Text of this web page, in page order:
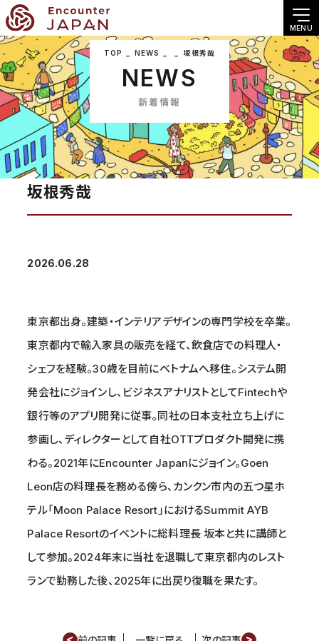
MENU
TOP NEWS 坂根秀哉
NEWS
新着情報
坂根秀哉
2026.06.28
東京都出身。建築・インテリアデザインの専門学校を卒業。
東京都内で輸入家具の販売を経て、飲食店での料理人・
シェフを経験。30歳を目前にベトナムへ移住。システム開
発会社にジョインし、ビジネスアナリストとしてFintechや
銀行等のアプリ開発に従事。同社の日本支社立ち上げに
参画し、ディレクターとして自社OTTプロダクト開発に携
わる。2021年にEncounter Japanにジョイン。Goen
Leon店の料理長を務める傍ら、カンクン市内の五つ星ホ
テル「Moon Palace Resort」におけるSummit AYB
Palace Resortのイベントに総料理長 坂本と共に講師と
して参加。2024年末に当社を退職して東京都内のレスト
ランで勤務した後、2025年に出戻り復職を果たす。